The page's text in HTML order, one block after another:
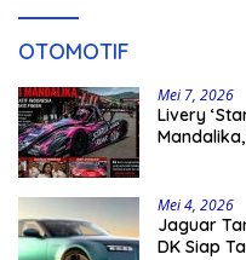
OTOMOTIF
Mei 7, 2026
Livery
Mei 4, 2026
Jaguar
DK Siap